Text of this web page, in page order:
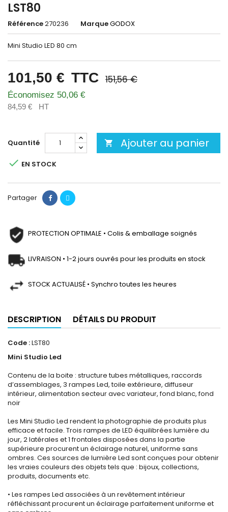
LST80
Référence270236 MarqueGODOX
Mini Studio LED 80 cm
101,50 € TTC 151,56 €
Économisez 50,06 €
84,59 € HT
Quantité  Ajouter au panier
 EN STOCK
Partager
PROTECTION OPTIMALE • Colis & emballage soignés
LIVRAISON • 1-2 jours ouvrés pour les produits en stock
STOCK ACTUALISÉ • Synchro toutes les heures
DESCRIPTION DÉTAILS DU PRODUIT
Code :LST80
Mini Studio Led
Contenu de la boite : structure tubes métalliques, raccords
d’assemblages, 3 rampes Led, toile extérieure, diffuseur
intérieur, alimentation secteur avec variateur, fond blanc, fond
noir
Les Mini Studio Led rendent la photographie de produits plus
efficace et facile. Trois rampes de LED équilibrées lumière du
jour, 2 latérales et 1 frontales disposées dans la partie
supérieure procurent un éclairage naturel, uniforme sans
ombres. Ces sources de lumière Led sont conçues pour obtenir
les vraies couleurs des objets tels que : bijoux, collections,
produits, documents etc.
• Les rampes Led associées à un revêtement intérieur
réfléchissant procurent un éclairage parfaitement uniforme et